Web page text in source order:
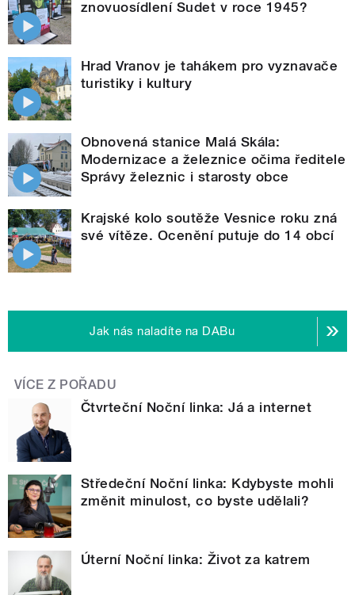
znovuosídlení Sudet v roce 1945?
Hrad Vranov je tahákem pro vyznavače
turistiky i kultury
Obnovená stanice Malá Skála:
Modernizace a železnice očima ředitele
Správy železnic i starosty obce
Krajské kolo soutěže Vesnice roku zná
své vítěze. Ocenění putuje do 14 obcí
Jak nás naladíte na DABu
VÍCE Z POŘADU
Čtvrteční Noční linka: Já a internet
Středeční Noční linka: Kdybyste mohli
změnit minulost, co byste udělali?
Úterní Noční linka: Život za katrem